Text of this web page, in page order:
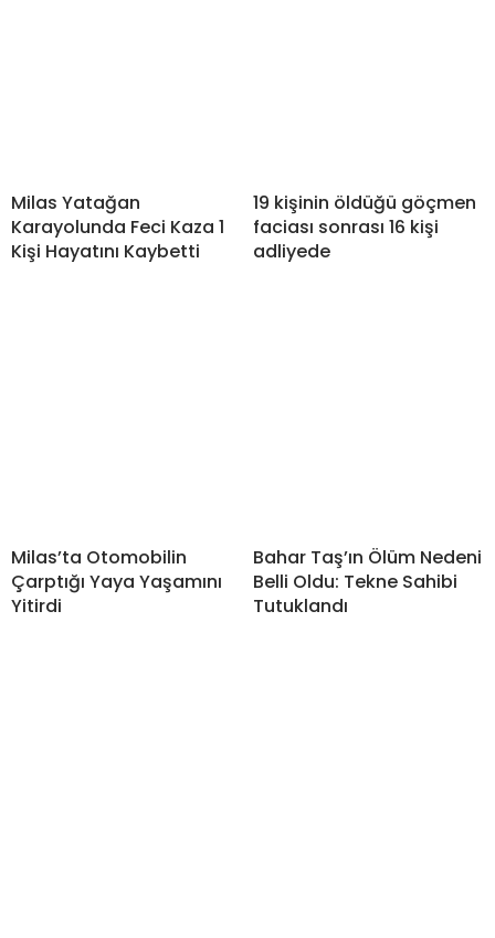
Milas Yatağan
Karayolunda Feci Kaza 1
Kişi Hayatını Kaybetti
19 kişinin öldüğü göçmen
faciası sonrası 16 kişi
adliyede
Milas’ta Otomobilin
Çarptığı Yaya Yaşamını
Yitirdi
Bahar Taş’ın Ölüm Nedeni
Belli Oldu: Tekne Sahibi
Tutuklandı